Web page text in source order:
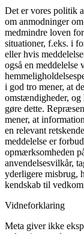
Det er vores politik
om anmodninger
medmindre loven
situationer, f.eks. i
eller hvis
også en meddelelse
i god tro mener, at
omstændigheder,
gøre dette.
mener, at
en relevant
meddelelse er
opmærksomheden
anvendelsesvilkår,
yderligere misbrug,
kendskab til
Vidneforklaring
Meta giver ikke